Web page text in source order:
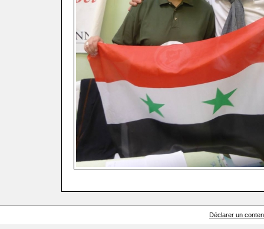
Déclarer un